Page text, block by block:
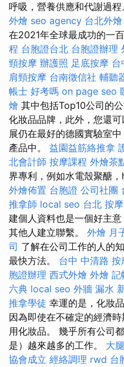
呼吸，營養供應和代謝過程
外燴 seo agency 台北外燴
在2021年全球最成功的一
程 台胞證台北 台胞證辦理
頸按摩 辦護照 足底按摩 台
肩頸按摩 台南徵信社 輔聽
帳士 好考嗎 on page seo
燴 其中包括Top10公司的
化妝品品牌，此外，您還
展仍在最好的德國實驗室
產品中。 益園益筋絡推拿
北會計師 按摩課程 外燴茶
界專利，例如水電殼聚醣
外燴佈置 台胞證 公司社團
推拿師 local seo 台北 按摩
建個人資料也是一個好主
其他人建立聯繫。 外燴 月
司 了解在公司工作的人的
最快方法。 台中 中清路 按
胞證辦理 西式外燴 外燴 記
六典 local seo 外牆 漏水
推拿學徒 幸運的是，化妝
因為即使在不確定的經濟
用化妝品。 幾乎所有公司
是）越來越多的工作。 大
協會成立 經絡調理 rwd 台